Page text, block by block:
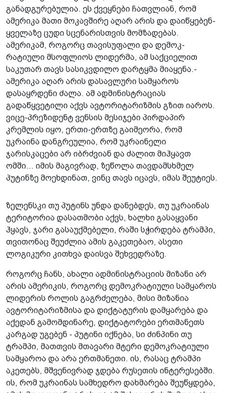
განადგურებულია. ეს ქვეყნები ჩათვლიან, რომ
ამერიკა მათი მოკავშირე აღარ არის და დაიწყებენ­
ყველაზე ცუდი სცენარისთვის მომზადებას­.
ამერიკამ, როგორც თავისუ­ფალი და დემოკ­
რატიული მსოფლიოს ლიდერმა, ამ საქციელით
საკუთარ თავს სასიკვდილო დარტყმა მიაყენა.­
ამერიკა აღარ არის დასავლური­ სამყაროს
დასაყრდენი ძალა. ამ ადმინისტრაციას
გადაწყვეტილი აქვს ავტორიტარიზმის გზით იაროს.
ვიცე-პრეზიდენტ ვენსის მესიჯები პირდაპირ
კრემლის იყო, ერთი-ერთზე გაიმეორა, რომ
უკრაინა­ დანგრეულია, რომ უკრაინელი
ჯარისკაცები არ იბრძვიან და ძალით მიჰყავთ
ომში... იმის მაგივრად, ზეწოლა თავდამსხმელ
პუტინზე მოეხდინათ, ვინც თავს იცავს, იმას შეუტიეს.
ზელენსკი თუ პუტინს უნდა დანებდეს, თუ უკრაინას
ტერიტორია დასა­თმობი აქვს, ხალხი გასაყვანი
ჰყავს, ჯარი გასაუქმებელი, რაში სჭირდება ტრამპი,
თვითონაც შეუძლია ამის გაკეთებაო, ასეთი
ლოგიკური კითხვა დაისვა შეხვედრაზე.
როგორც ჩანს, ახალი ადმინისტრაციის მიზანი არ
არის ამერიკის, როგორც დემოკრატიული სამყაროს
ლიდერის როლის გაგრძელება, მისი მიზანია
ავტორიტარიზმისა და დიქტატურის დამყარება და
აქედან გამომდინარე, დიქტატორები ერთმანეთს
კარგად უგებენ - პუტინი იქნება, სი ძინპინი თუ
ტრამპი, მათთვის მთავარი მტერი დემოკრატიული
სამყაროა და არა ერთმანეთი. ის, რასაც ტრამპი
აკეთებს, მშვენივრად ჯდება რუსეთის ინტერესებში.
ის, რომ უკრაინას სამხედრო დახმარება შეუწყდება,